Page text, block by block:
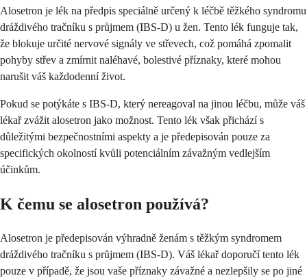
Alosetron je lék na předpis speciálně určený k léčbě těžkého syndromu
dráždivého tračníku s průjmem (IBS-D) u žen. Tento lék funguje tak,
že blokuje určité nervové signály ve střevech, což pomáhá zpomalit
pohyby střev a zmírnit naléhavé, bolestivé příznaky, které mohou
narušit váš každodenní život.
Pokud se potýkáte s IBS-D, který nereagoval na jinou léčbu, může váš
lékař zvážit alosetron jako možnost. Tento lék však přichází s
důležitými bezpečnostními aspekty a je předepisován pouze za
specifických okolností kvůli potenciálním závažným vedlejším
účinkům.
K čemu se alosetron používá?
Alosetron je předepisován výhradně ženám s těžkým syndromem
dráždivého tračníku s průjmem (IBS-D). Váš lékař doporučí tento lék
pouze v případě, že jsou vaše příznaky závažné a nezlepšily se po jiné